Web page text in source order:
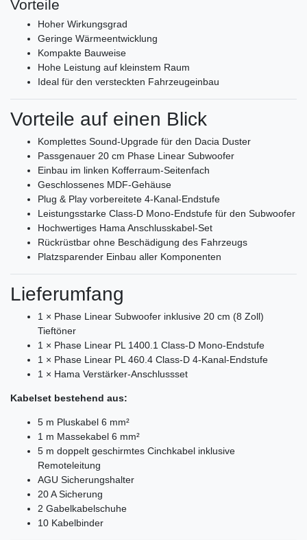
Vorteile
Hoher Wirkungsgrad
Geringe Wärmeentwicklung
Kompakte Bauweise
Hohe Leistung auf kleinstem Raum
Ideal für den versteckten Fahrzeugeinbau
Vorteile auf einen Blick
Komplettes Sound-Upgrade für den Dacia Duster
Passgenauer 20 cm Phase Linear Subwoofer
Einbau im linken Kofferraum-Seitenfach
Geschlossenes MDF-Gehäuse
Plug & Play vorbereitete 4-Kanal-Endstufe
Leistungsstarke Class-D Mono-Endstufe für den Subwoofer
Hochwertiges Hama Anschlusskabel-Set
Rückrüstbar ohne Beschädigung des Fahrzeugs
Platzsparender Einbau aller Komponenten
Lieferumfang
1 × Phase Linear Subwoofer inklusive 20 cm (8 Zoll)
Tieftöner
1 × Phase Linear PL 1400.1 Class-D Mono-Endstufe
1 × Phase Linear PL 460.4 Class-D 4-Kanal-Endstufe
1 × Hama Verstärker-Anschlussset
Kabelset bestehend aus:
5 m Pluskabel 6 mm²
1 m Massekabel 6 mm²
5 m doppelt geschirmtes Cinchkabel inklusive
Remoteleitung
AGU Sicherungshalter
20 A Sicherung
2 Gabelkabelschuhe
10 Kabelbinder